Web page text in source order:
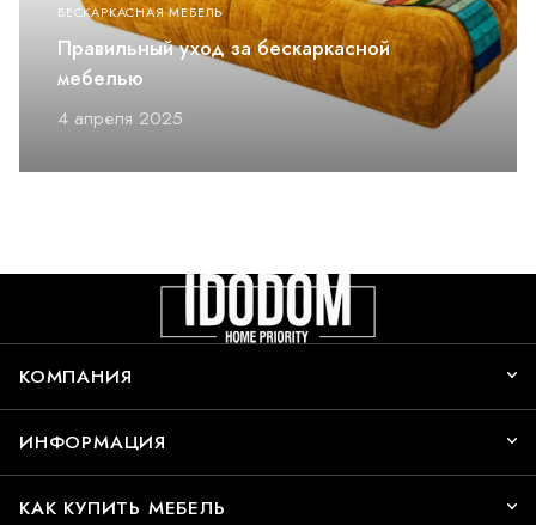
БЕСКАРКАСНАЯ МЕБЕЛЬ
4 апреля 2025
Правильный уход за бескаркасной
мебелью
КОМПАНИЯ
ИНФОРМАЦИЯ
КАК КУПИТЬ МЕБЕЛЬ